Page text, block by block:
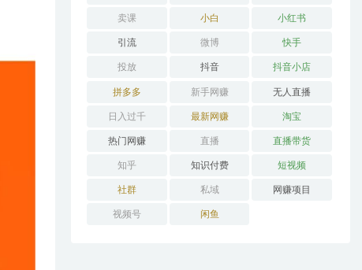
卖课 小白 小红书
引流 微博 快手
投放 抖音 抖音小店
拼多多 新手网赚 无人直播
日入过千 最新网赚 淘宝
热门网赚 直播 直播带货
知乎 知识付费 短视频
社群 私域 网赚项目
视频号 闲鱼